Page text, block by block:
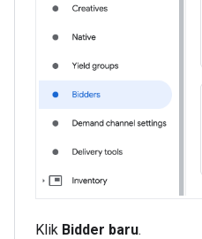
Klik Bidder baru.